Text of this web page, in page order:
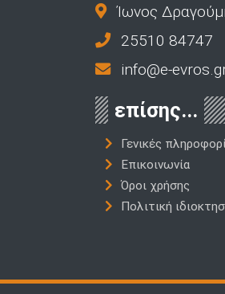
Ίωνος
25510 84747
info@e-
επίσης...
Γενικές
Επικοινωνία
Όροι χρήσης
Πολιτική